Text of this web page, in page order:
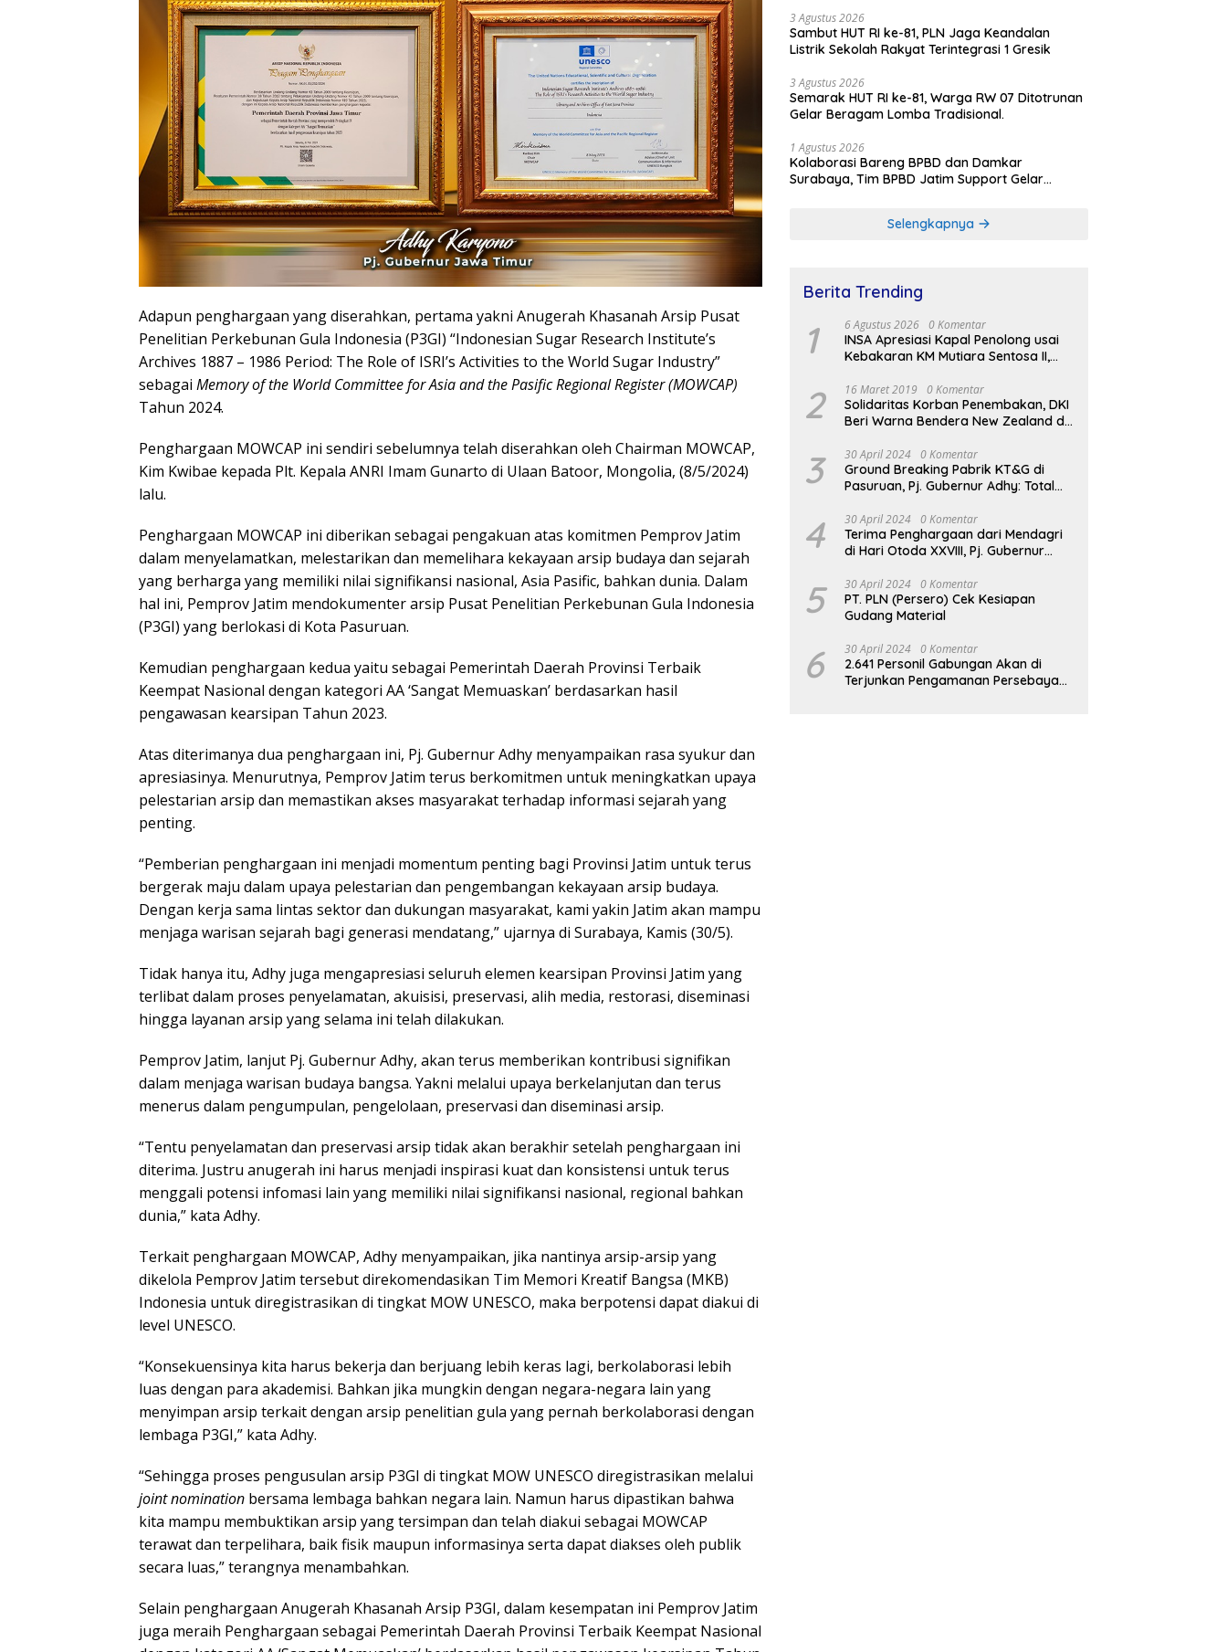
Adapun penghargaan yang diserahkan, pertama yakni Anugerah Khasanah Arsip Pusat
Penelitian Perkebunan Gula Indonesia (P3GI) “Indonesian Sugar Research Institute’s
Archives 1887 – 1986 Period: The Role of ISRI’s Activities to the World Sugar Industry”
sebagai Memory of the World Committee for Asia and the Pasific Regional Register (MOWCAP)
Tahun 2024.
Penghargaan MOWCAP ini sendiri sebelumnya telah diserahkan oleh Chairman MOWCAP,
Kim Kwibae kepada Plt. Kepala ANRI Imam Gunarto di Ulaan Batoor, Mongolia, (8/5/2024)
lalu.
Penghargaan MOWCAP ini diberikan sebagai pengakuan atas komitmen Pemprov Jatim
dalam menyelamatkan, melestarikan dan memelihara kekayaan arsip budaya dan sejarah
yang berharga yang memiliki nilai signifikansi nasional, Asia Pasific, bahkan dunia. Dalam
hal ini, Pemprov Jatim mendokumenter arsip Pusat Penelitian Perkebunan Gula Indonesia
(P3GI) yang berlokasi di Kota Pasuruan.
Kemudian penghargaan kedua yaitu sebagai Pemerintah Daerah Provinsi Terbaik
Keempat Nasional dengan kategori AA ‘Sangat Memuaskan’ berdasarkan hasil
pengawasan kearsipan Tahun 2023.
Atas diterimanya dua penghargaan ini, Pj. Gubernur Adhy menyampaikan rasa syukur dan
apresiasinya. Menurutnya, Pemprov Jatim terus berkomitmen untuk meningkatkan upaya
pelestarian arsip dan memastikan akses masyarakat terhadap informasi sejarah yang
penting.
“Pemberian penghargaan ini menjadi momentum penting bagi Provinsi Jatim untuk terus
bergerak maju dalam upaya pelestarian dan pengembangan kekayaan arsip budaya.
Dengan kerja sama lintas sektor dan dukungan masyarakat, kami yakin Jatim akan mampu
menjaga warisan sejarah bagi generasi mendatang,” ujarnya di Surabaya, Kamis (30/5).
Tidak hanya itu, Adhy juga mengapresiasi seluruh elemen kearsipan Provinsi Jatim yang
terlibat dalam proses penyelamatan, akuisisi, preservasi, alih media, restorasi, diseminasi
hingga layanan arsip yang selama ini telah dilakukan.
Pemprov Jatim, lanjut Pj. Gubernur Adhy, akan terus memberikan kontribusi signifikan
dalam menjaga warisan budaya bangsa. Yakni melalui upaya berkelanjutan dan terus
menerus dalam pengumpulan, pengelolaan, preservasi dan diseminasi arsip.
“Tentu penyelamatan dan preservasi arsip tidak akan berakhir setelah penghargaan ini
diterima. Justru anugerah ini harus menjadi inspirasi kuat dan konsistensi untuk terus
menggali potensi infomasi lain yang memiliki nilai signifikansi nasional, regional bahkan
dunia,” kata Adhy.
Terkait penghargaan MOWCAP, Adhy menyampaikan, jika nantinya arsip-arsip yang
dikelola Pemprov Jatim tersebut direkomendasikan Tim Memori Kreatif Bangsa (MKB)
Indonesia untuk diregistrasikan di tingkat MOW UNESCO, maka berpotensi dapat diakui di
level UNESCO.
“Konsekuensinya kita harus bekerja dan berjuang lebih keras lagi, berkolaborasi lebih
luas dengan para akademisi. Bahkan jika mungkin dengan negara-negara lain yang
menyimpan arsip terkait dengan arsip penelitian gula yang pernah berkolaborasi dengan
lembaga P3GI,” kata Adhy.
“Sehingga proses pengusulan arsip P3GI di tingkat MOW UNESCO diregistrasikan melalui
joint nomination bersama lembaga bahkan negara lain. Namun harus dipastikan bahwa
kita mampu membuktikan arsip yang tersimpan dan telah diakui sebagai MOWCAP
terawat dan terpelihara, baik fisik maupun informasinya serta dapat diakses oleh publik
secara luas,” terangnya menambahkan.
Selain penghargaan Anugerah Khasanah Arsip P3GI, dalam kesempatan ini Pemprov Jatim
juga meraih Penghargaan sebagai Pemerintah Daerah Provinsi Terbaik Keempat Nasional
3 Agustus 2026
Sambut HUT RI ke-81, PLN Jaga Keandalan
Listrik Sekolah Rakyat Terintegrasi 1 Gresik
3 Agustus 2026
Semarak HUT RI ke-81, Warga RW 07 Ditotrunan
Gelar Beragam Lomba Tradisional.
1 Agustus 2026
Kolaborasi Bareng BPBD dan Damkar
Surabaya, Tim BPBD Jatim Support Gelar
Selengkapnya
Berita Trending
1 6 Agustus 2026 0 Komentar
INSA Apresiasi Kapal Penolong usai
Kebakaran KM Mutiara Sentosa II,
2 16 Maret 2019 0 Komentar
Solidaritas Korban Penembakan, DKI
Beri Warna Bendera New Zealand di
3 30 April 2024 0 Komentar
Ground Breaking Pabrik KT&G di
Pasuruan, Pj. Gubernur Adhy: Total
Serap Ribuan Tenaga Kerja
4 30 April 2024 0 Komentar
Terima Penghargaan dari Mendagri
di Hari Otoda XXVIII, Pj. Gubernur
Reformasi Birokrasi Jadi Kunci
Keberhasilan Jatim
5 30 April 2024 0 Komentar
PT. PLN (Persero) Cek Kesiapan
Gudang Material
6 30 April 2024 0 Komentar
2.641 Personil Gabungan Akan di
Terjunkan Pengamanan Persebaya